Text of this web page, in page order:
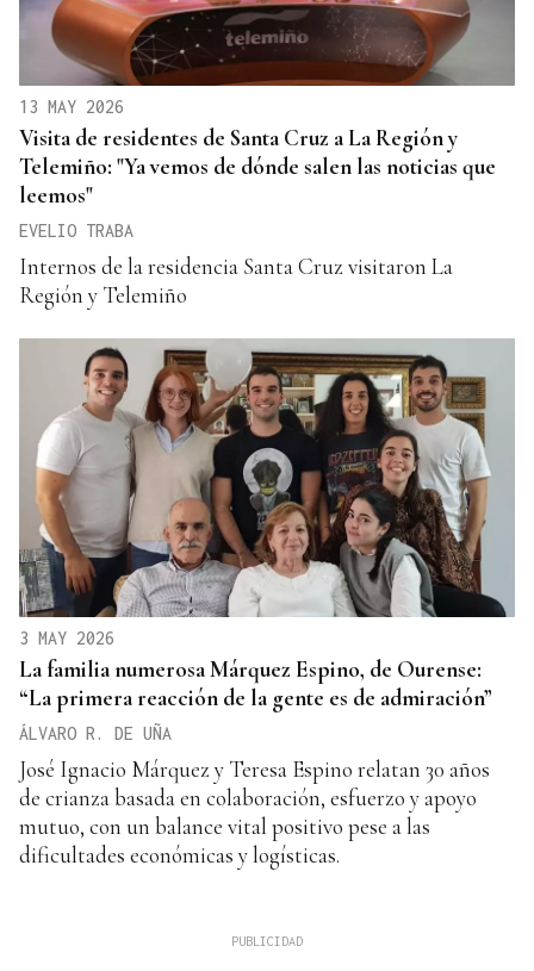
13 MAY 2026
Visita de residentes de Santa Cruz a La Región y
Telemiño: "Ya vemos de dónde salen las noticias que
leemos"
EVELIO TRABA
Internos de la residencia Santa Cruz visitaron La
Región y Telemiño
3 MAY 2026
La familia numerosa Márquez Espino, de Ourense:
“La primera reacción de la gente es de admiración”
ÁLVARO R. DE UÑA
José Ignacio Márquez y Teresa Espino relatan 30 años
de crianza basada en colaboración, esfuerzo y apoyo
mutuo, con un balance vital positivo pese a las
dificultades económicas y logísticas.